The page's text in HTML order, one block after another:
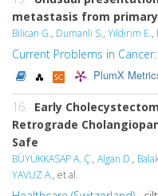
metastasis from
Bilican G., Dumanlı S., Yıldırım E.,
Current Problems in
PlumX
16. Early
Retrograde
Safe
BÜYÜKKASAP A. Ç., Algan D.,
YAVUZ A., et al.